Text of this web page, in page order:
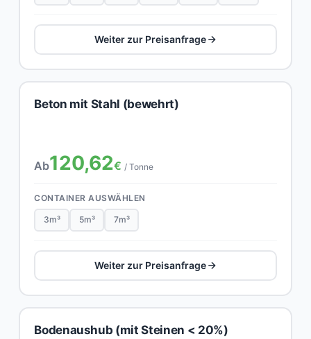
Weiter zur Preisanfrage
Beton mit Stahl (bewehrt)
Ab120,62€ / Tonne
CONTAINER AUSWÄHLEN
3m³ 5m³ 7m³
Weiter zur Preisanfrage
Bodenaushub (mit Steinen < 20%)